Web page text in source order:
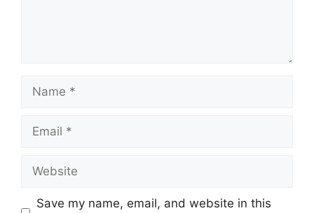
Name
Email
Website
Save my name, email, and website in this